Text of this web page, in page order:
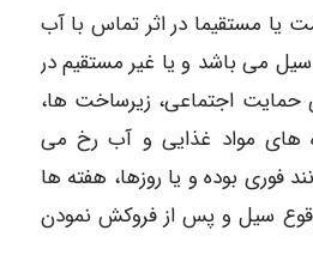
یا مستقیما در اثر تماس با آب
می باشد و یا غیر مستقیم در
حمایت اجتماعی، زیرساخت ها،
های مواد غذایی و آب رخ می
فوری بوده و یا روزها، هفته ها
سیل و پس از فروکش نمودن